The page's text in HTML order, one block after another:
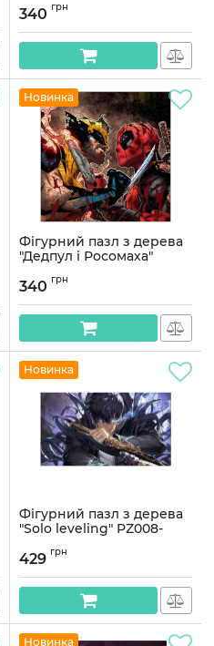
Артикул:
340 грн
Новинка
Фігурний пазл з дерева
"Дедпул і Росомаха"
деталей, розмір А4
Артикул:PZ012-A4C-AC
340 грн
Новинка
Фігурний пазл з дерева
"Solo leveling" PZ008-
розмір А3
Артикул:PZ008-A3C-AC
429 грн
Новинка